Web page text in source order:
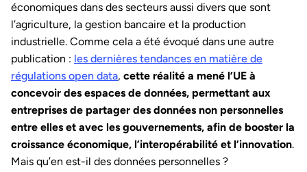
économiques dans des secteurs aussi divers que sont
l’agriculture, la gestion bancaire et la production
industrielle. Comme cela a été évoqué dans une autre
publication : les dernières tendances en matière de
régulations open data, cette réalité a mené l’UE à
concevoir des espaces de données, permettant aux
entreprises de partager des données non personnelles
entre elles et avec les gouvernements, afin de booster la
croissance économique, l’interopérabilité et l’innovation.
Mais qu’en est-il des données personnelles ?